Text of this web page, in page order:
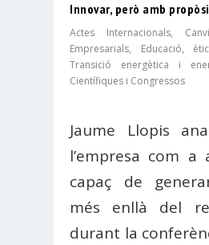
Innovar, però amb
Actes Internacionals,
Empresarials, Educació,
Transició energètica i
Científiques i Congressos
Jaume Llopis
l’empresa com
capaç de
més enllà del
durant la